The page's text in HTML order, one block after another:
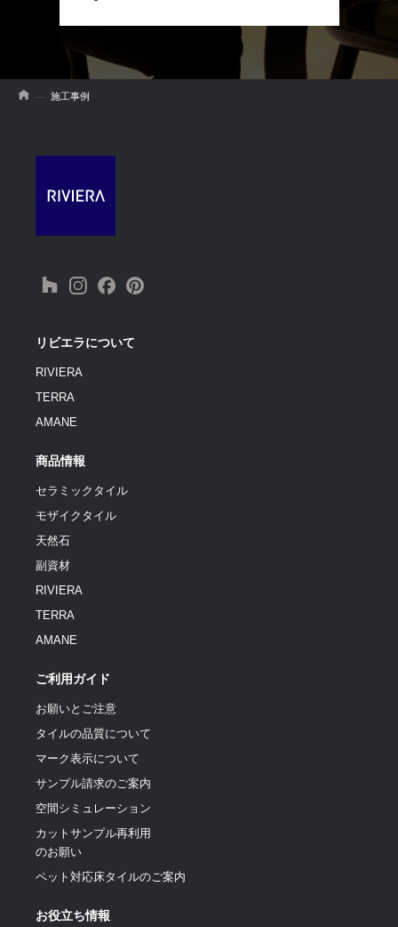
施工事例
リビエラについて
RIVIERA
TERRA
AMANE
商品情報
セラミックタイル
モザイクタイル
天然石
副資材
RIVIERA
TERRA
AMANE
ご利用ガイド
お願いとご注意
タイルの品質について
マーク表示について
サンプル請求のご案内
空間シミュレーション
カットサンプル再利用
のお願い
ペット対応床タイルのご案内
お役立ち情報